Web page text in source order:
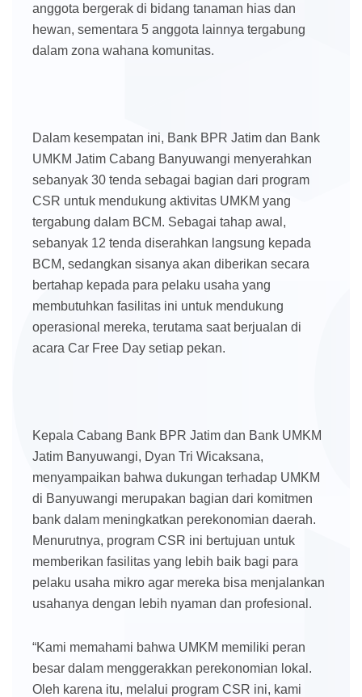
anggota bergerak di bidang tanaman hias dan
hewan, sementara 5 anggota lainnya tergabung
dalam zona wahana komunitas.
Dalam kesempatan ini, Bank BPR Jatim dan Bank
UMKM Jatim Cabang Banyuwangi menyerahkan
sebanyak 30 tenda sebagai bagian dari program
CSR untuk mendukung aktivitas UMKM yang
tergabung dalam BCM. Sebagai tahap awal,
sebanyak 12 tenda diserahkan langsung kepada
BCM, sedangkan sisanya akan diberikan secara
bertahap kepada para pelaku usaha yang
membutuhkan fasilitas ini untuk mendukung
operasional mereka, terutama saat berjualan di
acara Car Free Day setiap pekan.
Kepala Cabang Bank BPR Jatim dan Bank UMKM
Jatim Banyuwangi, Dyan Tri Wicaksana,
menyampaikan bahwa dukungan terhadap UMKM
di Banyuwangi merupakan bagian dari komitmen
bank dalam meningkatkan perekonomian daerah.
Menurutnya, program CSR ini bertujuan untuk
memberikan fasilitas yang lebih baik bagi para
pelaku usaha mikro agar mereka bisa menjalankan
usahanya dengan lebih nyaman dan profesional.
“Kami memahami bahwa UMKM memiliki peran
besar dalam menggerakkan perekonomian lokal.
Oleh karena itu, melalui program CSR ini, kami